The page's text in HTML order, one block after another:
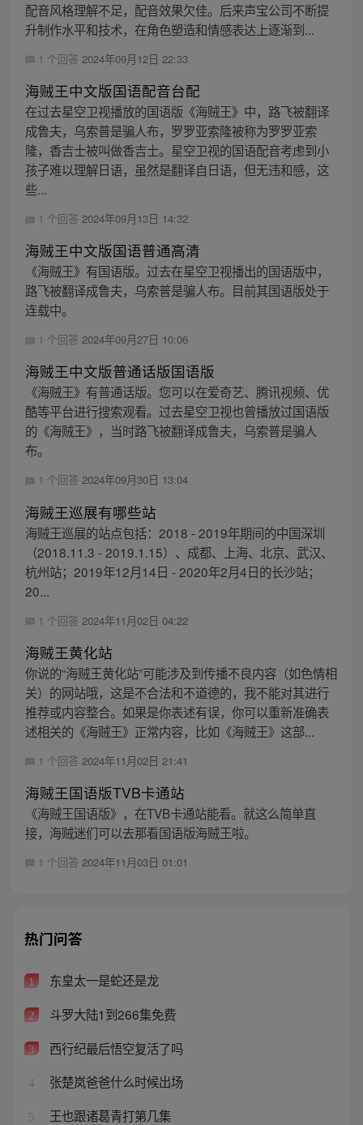
配音风格理解不足，配音效果欠佳。后来声宝公司不断提
升制作水平和技术，在角色塑造和情感表达上逐渐到...
1 个回答 2024年09月12日 22:33
海贼王中文版国语配音台配
在过去星空卫视播放的国语版《海贼王》中，路飞被翻译
成鲁夫，乌索普是骗人布，罗罗亚索隆被称为罗罗亚索
隆，香吉士被叫做香吉士。星空卫视的国语配音考虑到小
孩子难以理解日语，虽然是翻译自日语，但无违和感，这
些...
1 个回答 2024年09月13日 14:32
海贼王中文版国语普通高清
《海贼王》有国语版。过去在星空卫视播出的国语版中，
路飞被翻译成鲁夫，乌索普是骗人布。目前其国语版处于
连载中。
1 个回答 2024年09月27日 10:06
海贼王中文版普通话版国语版
《海贼王》有普通话版。您可以在爱奇艺、腾讯视频、优
酷等平台进行搜索观看。过去星空卫视也曾播放过国语版
的《海贼王》，当时路飞被翻译成鲁夫，乌索普是骗人
布。
1 个回答 2024年09月30日 13:04
海贼王巡展有哪些站
海贼王巡展的站点包括：2018 - 2019年期间的中国深圳
（2018.11.3 - 2019.1.15）、成都、上海、北京、武汉、
杭州站；2019年12月14日 - 2020年2月4日的长沙站；
20...
1 个回答 2024年11月02日 04:22
海贼王黄化站
你说的“海贼王黄化站”可能涉及到传播不良内容（如色情相
关）的网站哦，这是不合法和不道德的，我不能对其进行
推荐或内容整合。如果是你表述有误，你可以重新准确表
述相关的《海贼王》正常内容，比如《海贼王》这部...
1 个回答 2024年11月02日 21:41
海贼王国语版TVB卡通站
《海贼王国语版》，在TVB卡通站能看。就这么简单直
接，海贼迷们可以去那看国语版海贼王啦。
1 个回答 2024年11月03日 01:01
热门问答
1 东皇太一是蛇还是龙
2 斗罗大陆1到266集免费
3 西行纪最后悟空复活了吗
4 张楚岚爸爸什么时候出场
5 王也跟诸葛青打第几集